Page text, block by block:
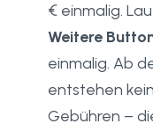
€ einmalig.
Weitere
einmalig. Ab
entstehen
Gebühren –